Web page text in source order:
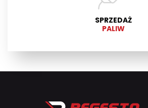
SPRZEDAŻ
PALIW